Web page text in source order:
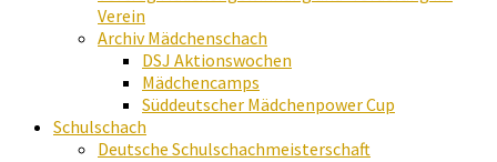
Verein
Archiv Mädchenschach
DSJ Aktionswochen
Mädchencamps
Süddeutscher Mädchenpower Cup
Schulschach
Deutsche Schulschachmeisterschaft